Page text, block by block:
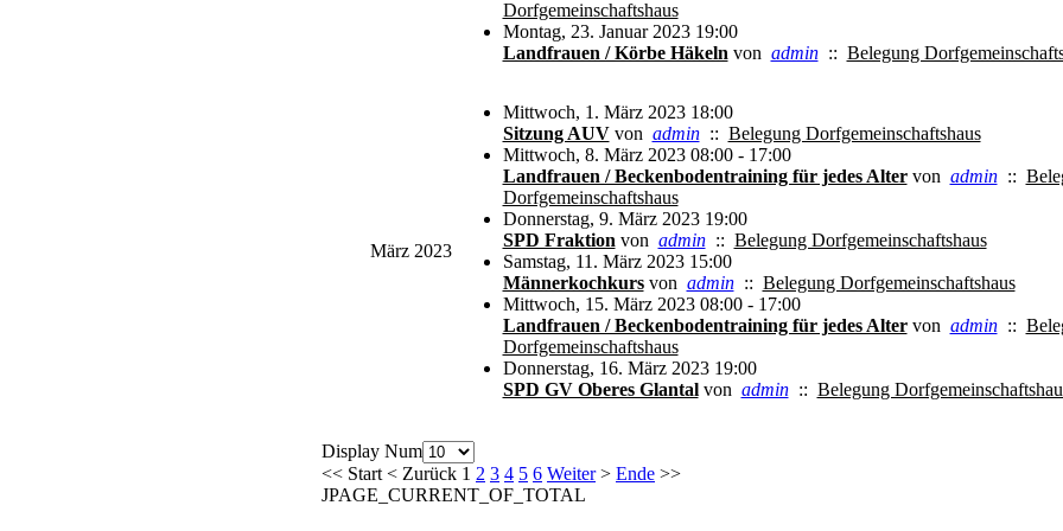
Dorfgemeinschaftshaus
Montag, 23. Januar 2023 19:00
Landfrauen / Körbe Häkeln von admin:: Belegung
März 2023
Mittwoch, 1. März 2023 18:00
Sitzung AUVvon admin:: Belegung Dorfgemeinschaftshaus
Mittwoch, 8. März 2023 08:00 - 17:00
Landfrauen / Beckenbodentraining für jedes Altervon admin::
Dorfgemeinschaftshaus
Donnerstag, 9. März 2023 19:00
SPD Fraktion von admin:: Belegung Dorfgemeinschaftshaus
Samstag, 11. März 2023 15:00
Männerkochkursvon admin:: Belegung Dorfgemeinschaftshaus
Mittwoch, 15. März 2023 08:00 - 17:00
Landfrauen / Beckenbodentraining für jedes Altervon admin::
Dorfgemeinschaftshaus
Donnerstag, 16. März 2023 19:00
SPD GV Oberes Glantalvon admin:: Belegung
Display Num
<< Start < Zurück 1 2 3 4 5 6 Weiter> Ende >>
JPAGE_CURRENT_OF_TOTAL